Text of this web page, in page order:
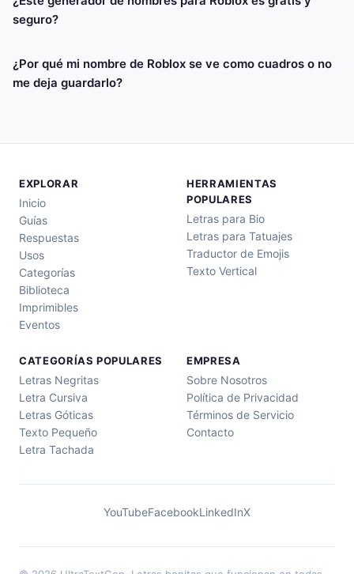
seguro?
¿Por qué mi nombre de Roblox se ve como cuadros o no
me deja guardarlo?
EXPLORAR
Inicio
Guías
Respuestas
Usos
Categorías
Biblioteca
Imprimibles
Eventos
HERRAMIENTAS
POPULARES
Letras para Bio
Letras para Tatuajes
Traductor de Emojis
Texto Vertical
CATEGORÍAS POPULARES
Letras Negritas
Letra Cursiva
Letras Góticas
Texto Pequeño
Letra Tachada
EMPRESA
Sobre Nosotros
Política de Privacidad
Términos de Servicio
Contacto
YouTubeFacebookLinkedInX